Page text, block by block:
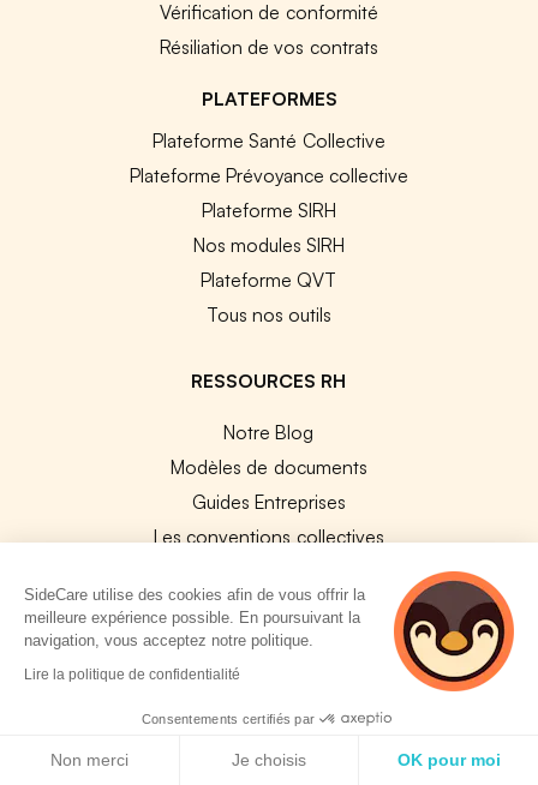
Vérification de conformité
Résiliation de vos contrats
PLATEFORMES
Plateforme Santé Collective
Plateforme Prévoyance collective
Plateforme SIRH
Nos modules SIRH
Plateforme QVT
Tous nos outils
RESSOURCES RH
Notre Blog
Modèles de documents
Guides Entreprises
Les conventions collectives
Base des métiers
Les assureurs partenaires
Le PMSS par année
Bureaux CPAM
SideCare utilise des cookies afin de vous offrir la
meilleure expérience possible. En poursuivant la
navigation, vous acceptez notre politique.
Lire la politique de confidentialité
Consentements certifiés par
Non merci Je choisis OK pour moi
2 personnes
consultent
actuellement cette